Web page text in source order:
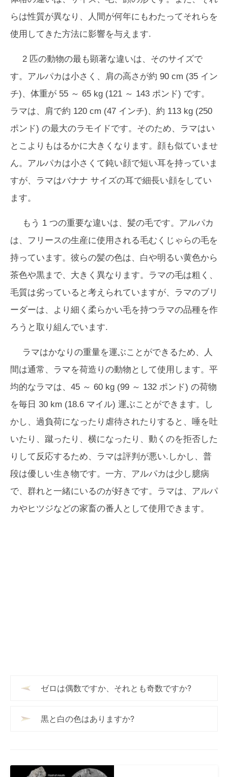
らは性質が異なり、人間が何年にもわたってそれらを
使用してきた方法に影響を与えます.
2 匹の動物の最も顕著な違いは、そのサイズで
す。アルパカは小さく、肩の高さが約 90 cm (35 イン
チ)、体重が 55 ～ 65 kg (121 ～ 143 ポンド) です。
ラマは、肩で約 120 cm (47 インチ)、約 113 kg (250
ポンド) の最大のラモイドです。そのため、ラマはい
とこよりもはるかに大きくなります。顔も似ていませ
ん。アルパカは小さくて鈍い顔で短い耳を持っていま
すが、ラマはバナナ サイズの耳で細長い顔をしてい
ます。
もう 1 つの重要な違いは、髪の毛です。アルパカ
は、フリースの生産に使用される毛むくじゃらの毛を
持っています。彼らの髪の色は、白や明るい黄色から
茶色や黒まで、大きく異なります。ラマの毛は粗く、
毛質は劣っていると考えられていますが、ラマのブリ
ーダーは、より細く柔らかい毛を持つラマの品種を作
ろうと取り組んでいます.
ラマはかなりの重量を運ぶことができるため、人
間は通常、ラマを荷造りの動物として使用します。平
均的なラマは、45 ～ 60 kg (99 ～ 132 ポンド) の荷物
を毎日 30 km (18.6 マイル) 運ぶことができます。し
かし、過負荷になったり虐待されたりすると、唾を吐
いたり、蹴ったり、横になったり、動くのを拒否した
りして反応するため、ラマは評判が悪い.しかし、普
段は優しい生き物です。一方、アルパカは少し臆病
で、群れと一緒にいるのが好きです。ラマは、アルパ
カやヒツジなどの家畜の番人として使用できます。
ゼロは偶数ですか、それとも奇数ですか?
黒と白の色はありますか?